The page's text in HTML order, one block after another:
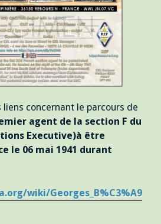
concernant le parcours de
agent de la section F du
Executive)à être
le 06 mai 1941 durant
wiki/Georges_B%C3%A9